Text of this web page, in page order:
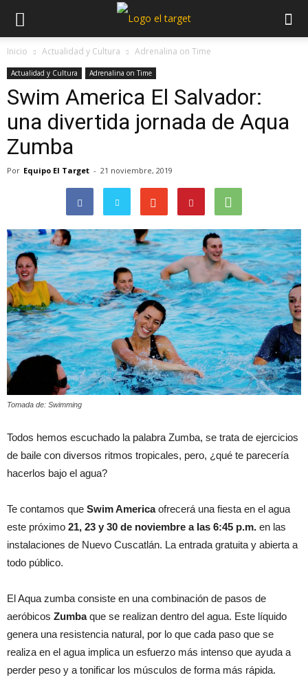
Inicio Actualidad y Cultura Adrenalina on Time
Actualidad y Cultura Adrenalina on Time
Swim America El Salvador:
una divertida jornada de Aqua
Zumba
Por Equipo El Target - 21 noviembre, 2019
Tomada de: Swimming
Todos hemos escuchado la palabra Zumba, se trata de ejercicios
de baile con diversos ritmos tropicales, pero, ¿qué te parecería
hacerlos bajo el agua?
Te contamos que Swim Americaofrecerá una fiesta en el agua
este próximo 21, 23 y 30 de noviembre a las 6:45 p.m. en las
instalaciones de Nuevo Cuscatlán. La entrada gratuita y abierta a
todo público.
El Aqua zumba consiste en una combinación de pasos de
aeróbicos Zumbaque se realizan dentro del agua. Este líquido
genera una resistencia natural, por lo que cada paso que se
realiza en el agua implica un esfuerzo más intenso que ayuda a
perder peso y a tonificar los músculos de forma más rápida.